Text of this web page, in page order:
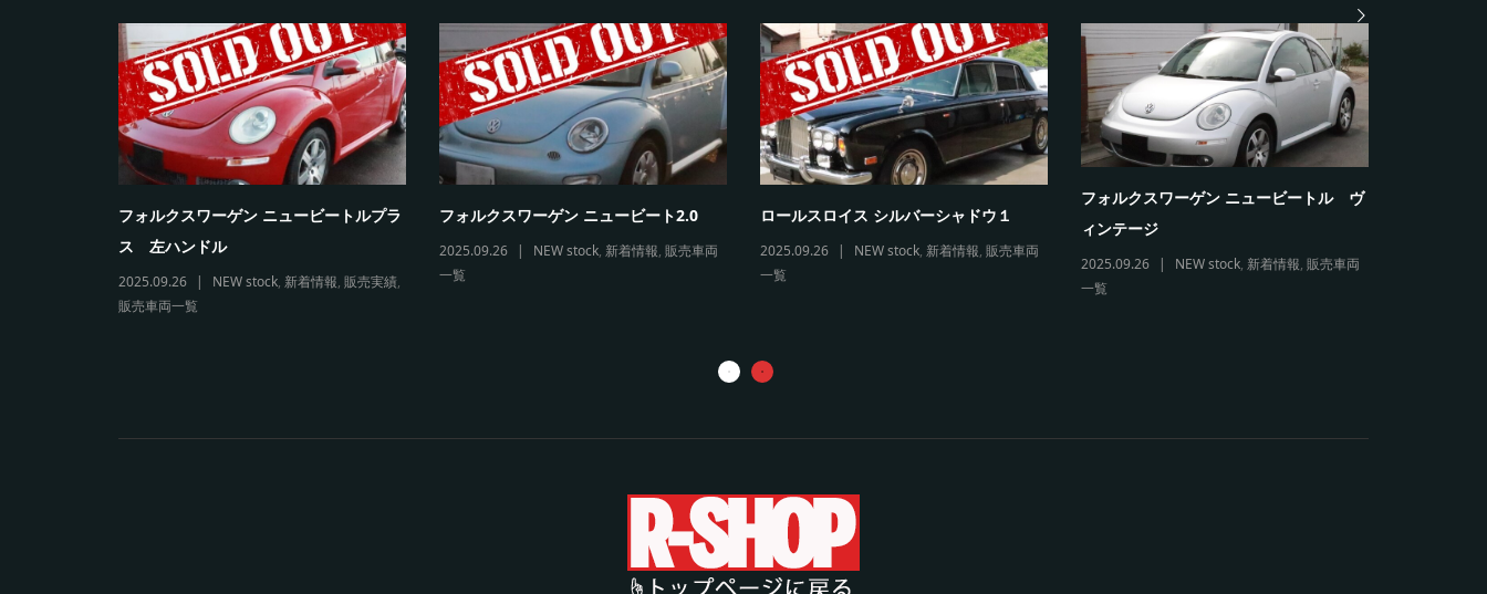
フォルクスワーゲン ニュービートルプラ
ス 左ハンドル
2025.09.26 NEW stock, 新着情報, 販売実績,
販売車両一覧
フォルクスワーゲン ニュービート2.0
2025.09.26 NEW stock, 新着情報, 販売車両
一覧
ロールスロイス シルバーシャドウ１
2025.09.26 NEW stock, 新着情報, 販売車両
一覧
フォルクスワーゲン ニュービートル ヴ
ィンテージ
2025.09.26 NEW stock, 新着情報, 販売車両
一覧